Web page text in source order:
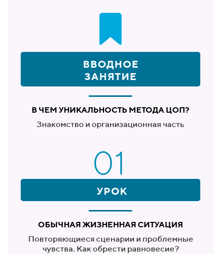
ВВОДНОЕ
ЗАНЯТИЕ
В ЧЕМ УНИКАЛЬНОСТЬ МЕТОДА ЦОП?
Знакомство и организационная часть
01
УРОК
ОБЫЧНАЯ ЖИЗНЕННАЯ СИТУАЦИЯ
Повторяющиеся сценарии и проблемные
чувства. Как обрести равновесие?